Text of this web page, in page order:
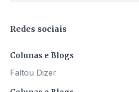
Redes sociais
Colunas e Blogs
Faltou Dizer